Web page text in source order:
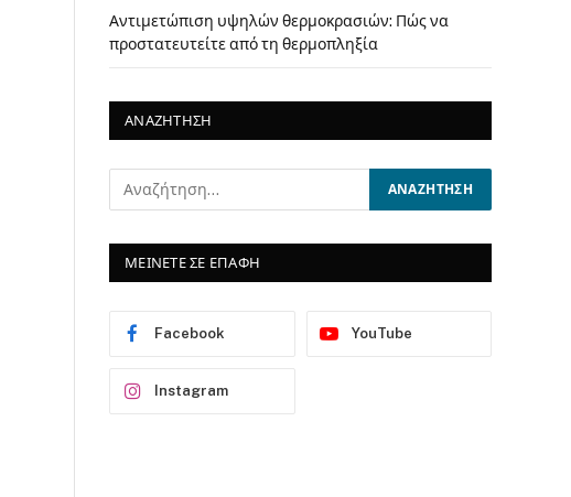
Αντιμετώπιση υψηλών θερμοκρασιών: Πώς να
προστατευτείτε από τη θερμοπληξία
ΑΝΑΖΗΤΗΣΗ
ΜΕΙΝΕΤΕ ΣΕ ΕΠΑΦΗ
Facebook YouTube
Instagram